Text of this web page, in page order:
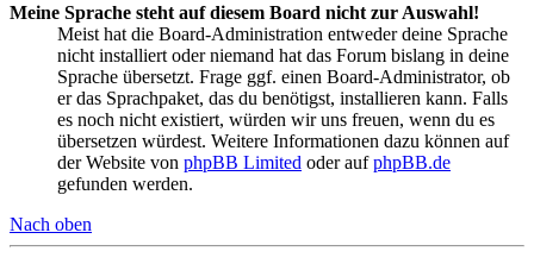
Meine Sprache steht auf diesem Board nicht zur Auswahl!
Meist hat die Board-Administration entweder deine Sprache
nicht installiert oder niemand hat das Forum bislang in deine
Sprache übersetzt. Frage ggf. einen Board-Administrator, ob
er das Sprachpaket, das du benötigst, installieren kann. Falls
es noch nicht existiert, würden wir uns freuen, wenn du es
übersetzen würdest. Weitere Informationen dazu können auf
der Website von phpBB Limited oder aufphpBB.de
gefunden werden.
Nach oben